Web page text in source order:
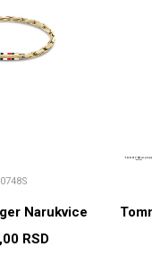
Narukvice
RSD